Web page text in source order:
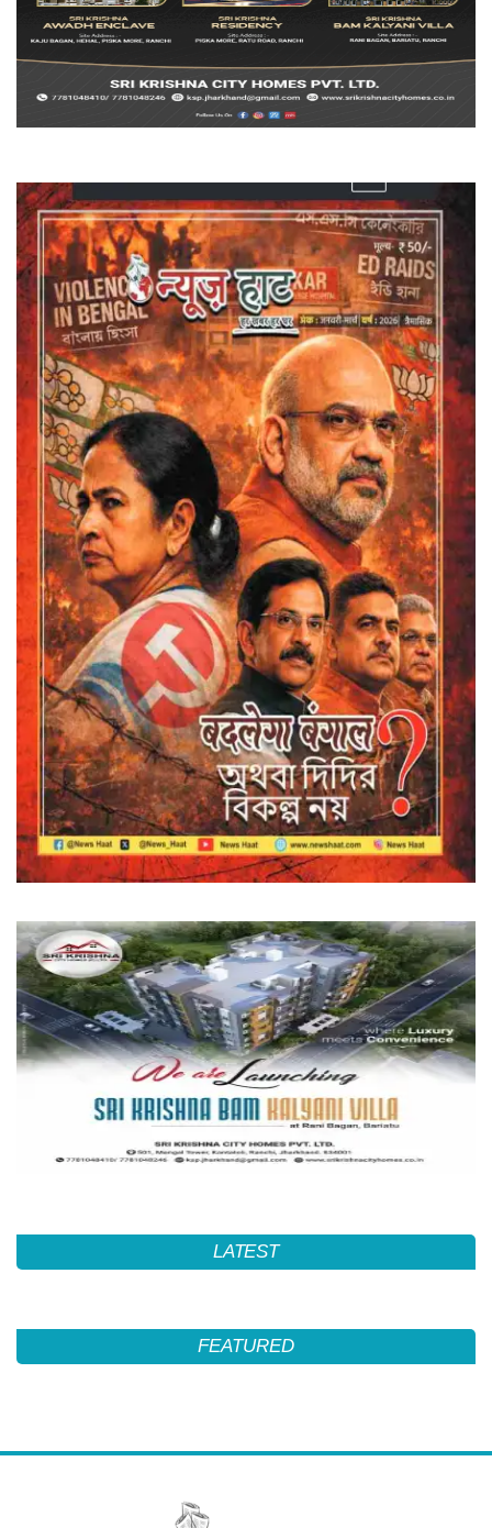
LATEST
FEATURED